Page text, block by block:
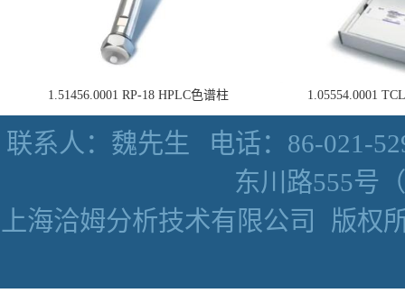
1.51456.0001 RP-18 HPLC色谱柱 1.05554.0001
联系人：魏先生
电话：86-021-
东川路555号
上海洽姆分析技术有限公司
版权